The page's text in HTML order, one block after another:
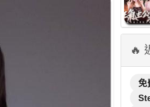
🔥
免